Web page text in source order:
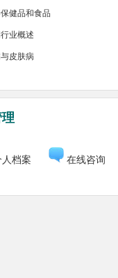
健品和食品
业概述
皮肤病
人档案 在线咨询